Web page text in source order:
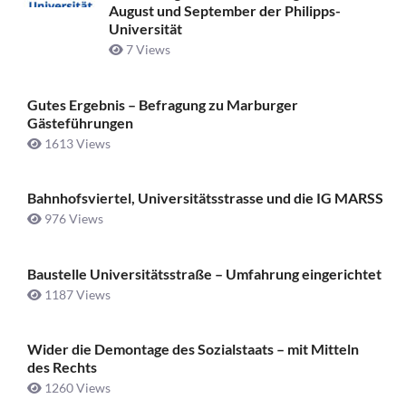
August und September der Philipps-
Universität
7 Views
Gutes Ergebnis – Befragung zu Marburger
Gästeführungen
1613 Views
Bahnhofsviertel, Universitätsstrasse und die IG MARSS
976 Views
Baustelle Universitätsstraße ­– Umfahrung eingerichtet
1187 Views
Wider die Demontage des Sozialstaats – mit Mitteln
des Rechts
1260 Views